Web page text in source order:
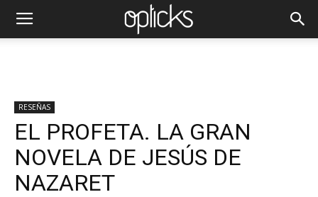
RESEÑAS
EL PROFETA. LA GRAN
NOVELA DE JESÚS DE
NAZARET